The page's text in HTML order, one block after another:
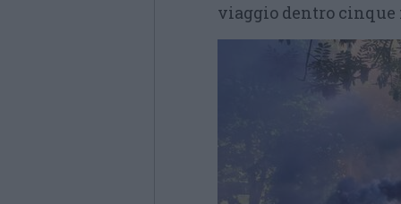
viaggio dentro cinque